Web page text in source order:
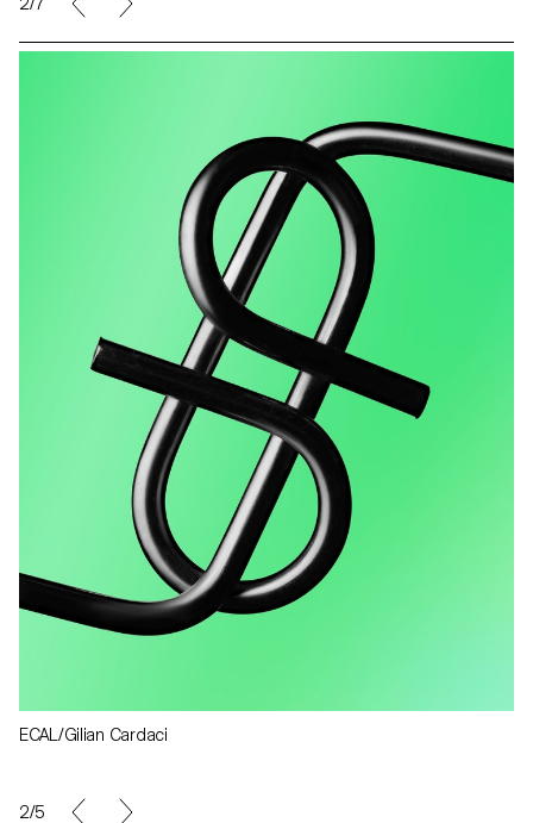
ECAL/Gilian Cardaci
2/5